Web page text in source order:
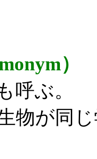
）
呼ぶ。
物が同